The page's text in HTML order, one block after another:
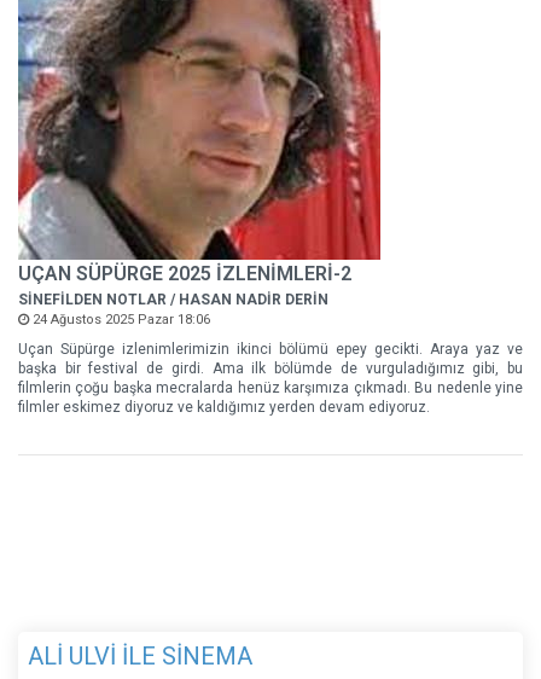
UÇAN SÜPÜRGE 2025 İZLENİMLERİ-2
SİNEFİLDEN NOTLAR / HASAN NADİR DERİN
24 Ağustos 2025 Pazar 18:06
Uçan Süpürge izlenimlerimizin ikinci bölümü epey gecikti. Araya yaz ve
başka bir festival de girdi. Ama ilk bölümde de vurguladığımız gibi, bu
filmlerin çoğu başka mecralarda henüz karşımıza çıkmadı. Bu nedenle yine
filmler eskimez diyoruz ve kaldığımız yerden devam ediyoruz.
ALİ ULVİ İLE SİNEMA